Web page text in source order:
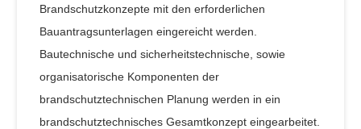
Brandschutzkonzepte mit den erforderlichen
Bauantragsunterlagen eingereicht werden.
Bautechnische und sicherheitstechnische, sowie
organisatorische Komponenten der
brandschutztechnischen Planung werden in ein
brandschutztechnisches Gesamtkonzept eingearbeitet.